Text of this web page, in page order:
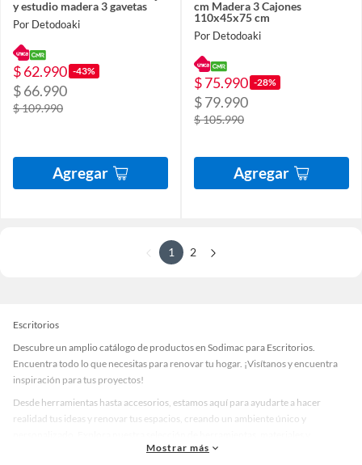
y estudio madera 3 gavetas
Por Detodoaki
$ 62.990 -43%
$ 66.990
$ 109.990
Agregar
cm Madera 3 Cajones
110x45x75 cm
Por Detodoaki
$ 75.990 -28%
$ 79.990
$ 105.990
Agregar
1 2
Escritorios
Descubre un amplio catálogo de productos en Sodimac para Escritorios.
Encuentra todo lo que necesitas para renovar tu hogar. ¡Visítanos y encuentra
inspiración para tus proyectos!
Desde herramientas hasta accesorios, estamos aquí para ayudarte a hacer
realidad tus ideas y renovar tus espacios, creando un ambiente único y
accesorios de calidad que te ayudarán a crear un espacio más tú.
Mostrar más